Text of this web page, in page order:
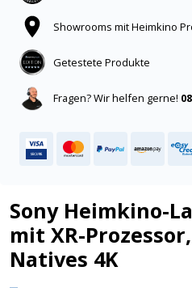
Showrooms mit Heimkino
Getestete Produkte
Fragen? Wir helfen gerne!
Sony Heimkino-
mit XR-
Natives 4K